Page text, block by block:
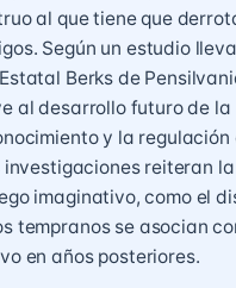
al que tiene que
Según un estudio
Berks de
al desarrollo futuro de la
y la regulación
investigaciones reiteran la
imaginativo, como el
tempranos se asocian
en años posteriores.